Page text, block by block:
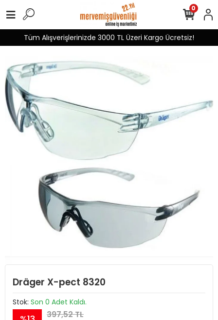
Tüm Alışverişlerinizde 3000 TL Üzeri Kargo Ücretsiz!
0
Dräger X-pect 8320
Stok: Son 0 Adet Kaldı.
397,52 TL